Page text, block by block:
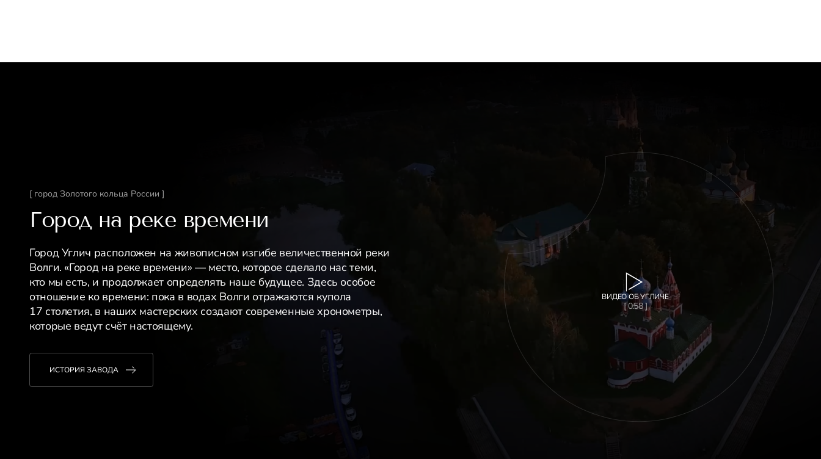
ВИДЕО ОБ УГЛИЧЕ
[ 0:58 ]
[ город Золотого кольца России ]
Город на реке времени
Город Углич расположен на живописном изгибе величественной реки
Волги. «Город на реке времени» — место, которое сделало нас теми,
кто мы есть, и продолжает определять наше будущее. Здесь особое
отношение ко времени: пока в водах Волги отражаются купола
17 столетия, в наших мастерских создают современные хронометры,
которые ведут счёт настоящему.
ИСТОРИЯ ЗАВОДА